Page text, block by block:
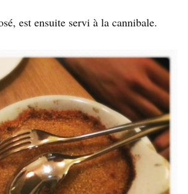
est ensuite servi à la cannibale.